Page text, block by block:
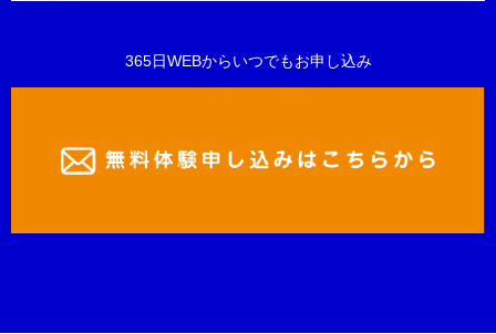
365日WEBからいつでもお申し込み